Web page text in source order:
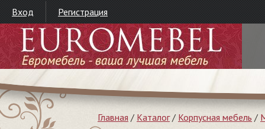
Вход Регистрация
Главная / Каталог/ Корпусная мебель /